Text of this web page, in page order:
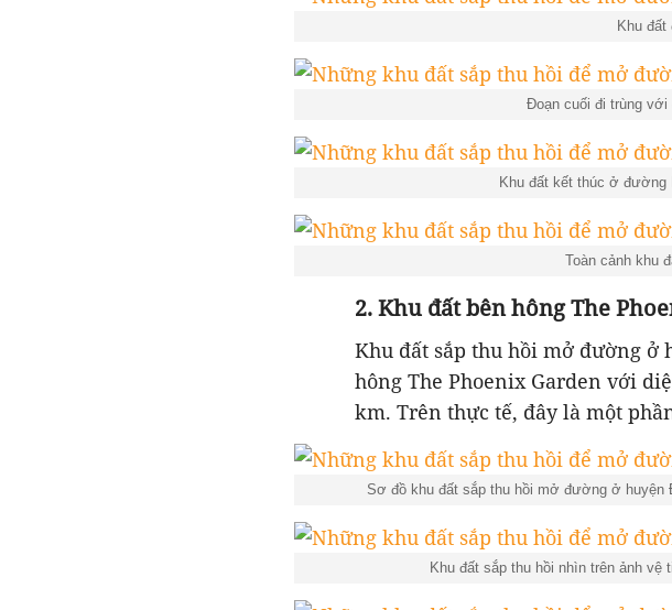
Khu đất
Đoạn cuối đi trùng với
Khu đất kết thúc ở đường
Toàn cảnh khu
2. Khu đất bên hông The
Khu đất sắp thu hồi mở đường ở
hông The Phoenix Garden với
km. Trên thực tế, đây là một
Sơ đồ khu đất sắp thu hồi mở đường ở huyện
Khu đất sắp thu hồi nhìn trên ảnh vệ